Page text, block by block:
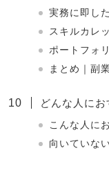
実務に即し
スキルカレ
ポートフォ
まとめ｜副
どんな人に
こんな人に
向いていな